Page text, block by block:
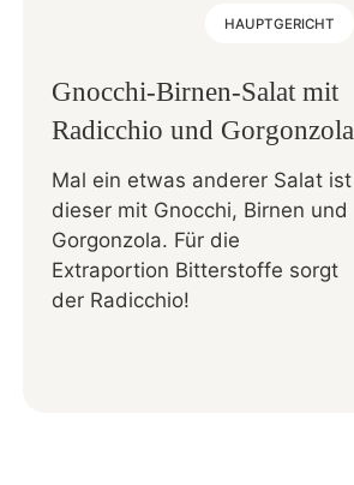
HAUPTGERICHT
Gnocchi-Birnen-Salat mit
Radicchio und Gorgonzola
Mal ein etwas anderer Salat ist
dieser mit Gnocchi, Birnen und
Gorgonzola. Für die
Extraportion Bitterstoffe sorgt
der Radicchio!